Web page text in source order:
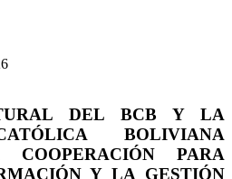
DEL BCB Y LA
BOLIVIANA
COOPERACIÓN PARA
Y LA GESTIÓN